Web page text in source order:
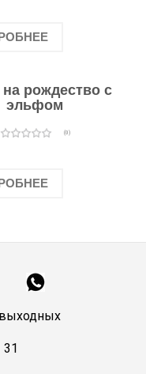
рождество с
эльфом
(0)
31